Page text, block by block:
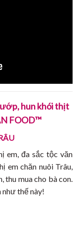
hun khói thịt
FOOD™
em, đa sắc tộc văn
em chăn nuôi Trâu,
thu mua cho bà con.
như thế này!